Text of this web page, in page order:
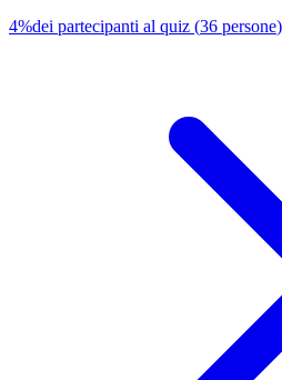
4%dei partecipanti al quiz (36 persone)